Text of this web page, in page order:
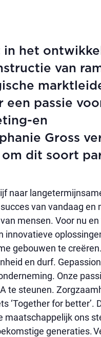
in het
van
passie
en
Gross
dit soort
naar
van vandaag en
mensen. Voor nu
innovatieve
gebouwen te
en durf.
Onze
te steunen.
‘Together for better’.
maatschappelijk ons
generaties.